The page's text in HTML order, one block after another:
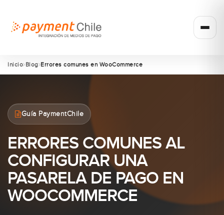
Inicio Blog Errores comunes en WooCommerce
Guía PaymentChile
ERRORES COMUNES AL
CONFIGURAR UNA
PASARELA DE PAGO EN
WOOCOMMERCE